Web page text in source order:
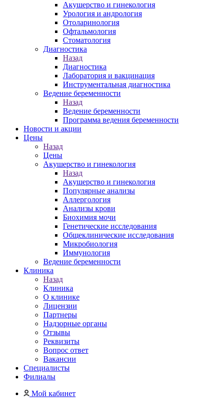
Акушерство и гинекология
Урология и андрология
Отоларинология
Офтальмология
Стоматология
Диагностика
Назад
Диагностика
Лаборатория и вакцинация
Инструментальная диагностика
Ведение беременности
Назад
Ведение беременности
Программа ведения беременности
Новости и акции
Цены
Назад
Цены
Акушерство и гинекология
Назад
Акушерство и гинекология
Популярные анализы
Аллергология
Анализы крови
Биохимия мочи
Генетические исследования
Общеклинические исследования
Микробиология
Иммунология
Ведение беременности
Клиника
Назад
Клиника
О клинике
Лицензии
Партнеры
Надзорные органы
Отзывы
Реквизиты
Вопрос ответ
Вакансии
Специалисты
Филиалы
Мой кабинет